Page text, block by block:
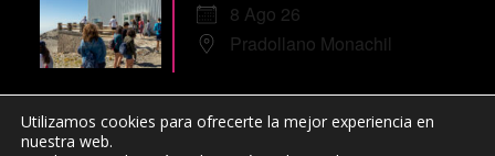
8 Ago 26
Pradollano Monachil
Utilizamos cookies para ofrecerte la mejor experiencia en
nuestra web.